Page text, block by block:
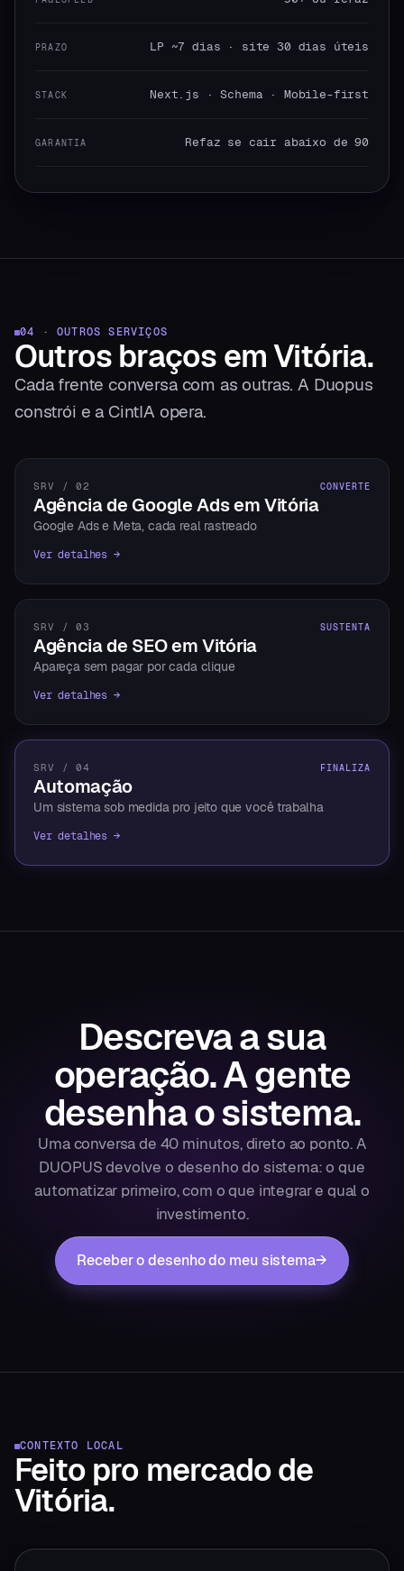
PRAZO LP ~7 dias · site 30 dias úteis
STACK Next.js · Schema · Mobile-first
GARANTIA Refaz se cair abaixo de 90
04 · OUTROS SERVIÇOS
Outros braços emVitória.
Cada frente conversa com as outras. A Duopus
constrói e a CintIA opera.
SRV / 02 CONVERTE
Agência de Google Ads em Vitória
Google Ads e Meta, cada real rastreado
Ver detalhes →
SRV / 03 SUSTENTA
Agência de SEO em Vitória
Apareça sem pagar por cada clique
Ver detalhes →
SRV / 04 FINALIZA
Automação
Um sistema sob medida pro jeito que você trabalha
Ver detalhes →
Descreva a sua
operação.A gente
desenha o sistema.
Uma conversa de 40 minutos, direto ao ponto. A
DUOPUS devolve o desenho do sistema: o que
automatizar primeiro, com o que integrar e qual o
investimento.
Receber o desenho do meu sistema→
CONTEXTO LOCAL
Feito pro mercadode
Vitória.